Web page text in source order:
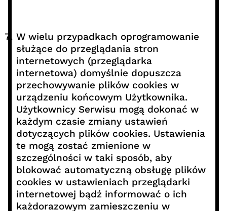
W wielu przypadkach oprogramowanie
służące do przeglądania stron
internetowych (przeglądarka
internetowa) domyślnie dopuszcza
przechowywanie plików cookies w
urządzeniu końcowym Użytkownika.
Użytkownicy Serwisu mogą dokonać w
każdym czasie zmiany ustawień
dotyczących plików cookies. Ustawienia
te mogą zostać zmienione w
szczególności w taki sposób, aby
blokować automatyczną obsługę plików
cookies w ustawieniach przeglądarki
internetowej bądź informować o ich
każdorazowym zamieszczeniu w